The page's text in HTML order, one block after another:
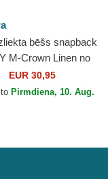
bēšs snapback
M-Crown Linen no
Yankees MLB no
EUR 30,95
Pirmdiena, 10. Aug.